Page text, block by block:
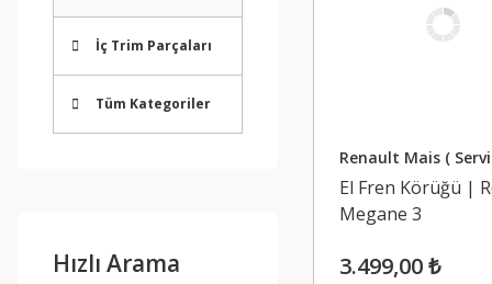
İç Trim Parçaları
Tüm Kategoriler
Hızlı Arama
Renault Mais (
El Fren Körüğü |
Megane 3
3.499,00 ₺